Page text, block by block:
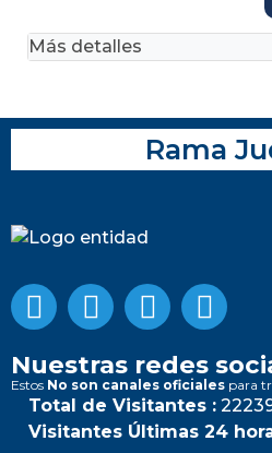
Más detalles
Rama
Nuestras redes
Estos No son canales oficiales para
Total de Visitantes :
Visitantes Últimas 24